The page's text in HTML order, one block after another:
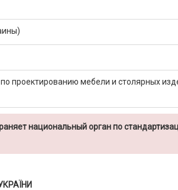
проектированию мебели и столярных
национальный орган по